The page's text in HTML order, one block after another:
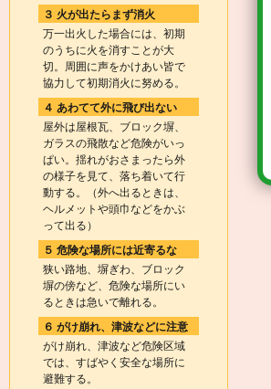
３ 火が出たらまず消火
万一出火した場合には、初期
のうちに火を消すことが大
切。周囲に声をかけあい皆で
協力して初期消火に努める。
４ あわてて外に飛び出ない
屋外は屋根瓦、ブロック塀、
ガラスの飛散など危険がいっ
ぱい。揺れがおさまったら外
の様子を見て、落ち着いて行
動する。（外へ出るときは、
ヘルメットや頭巾などをかぶ
って出る）
５ 危険な場所には近寄るな
狭い路地、塀ぎわ、ブロック
塀の傍など、危険な場所にい
るときは急いで離れる。
６ がけ崩れ、津波などに注意
がけ崩れ、津波など危険区域
では、すばやく安全な場所に
避難する。